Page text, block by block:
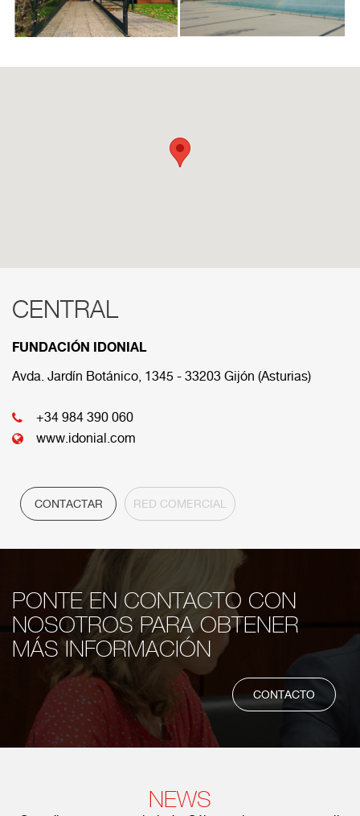
CENTRAL
FUNDACIÓN IDONIAL
Avda. Jardín Botánico, 1345 - 33203 Gijón (Asturias)
+34 984 390 060
www.idonial.com
CONTACTAR RED COMERCIAL
RED COMERCIAL
A continuación se muestran las diferens sedes que
componen nuestra red comercial.
CENTRAL
PONTE EN CONTACTO CON
NOSOTROS PARA OBTENER
MÁS INFORMACIÓN
CONTACTO
NEWS